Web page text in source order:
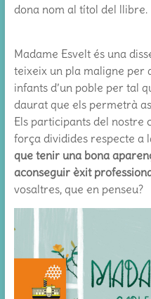
dona nom al títol del llibre.
Madame Esvelt és una
teixeix un pla maligne per
infants d’un poble per tal
daurat que els permetrà
Els participants del nostre
força dividides respecte a
que tenir una bona
aconseguir èxit
vosaltres, que en penseu?